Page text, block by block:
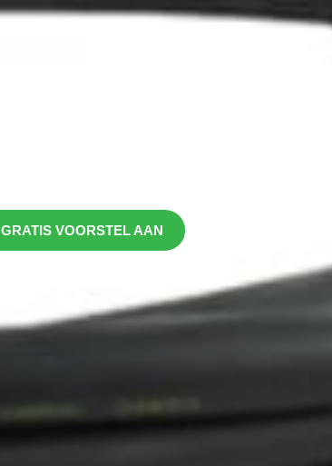
5-polig 5 meter
VOORSTEL AAN